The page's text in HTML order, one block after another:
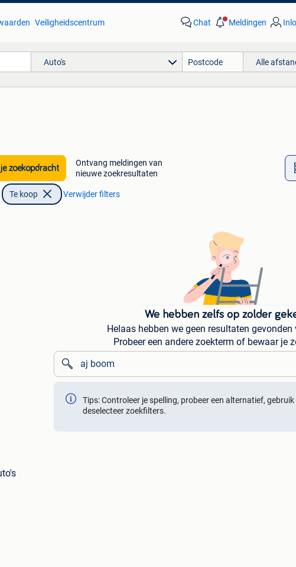
Veiligheidscentrum Chat Meldingen
Auto's Alle
zoekopdracht
Ontvang meldingen van
nieuwe zoekresultaten
Te koop Verwijder filters
We hebben zelfs op zolder
Helaas hebben we geen resultaten gevonden
Probeer een andere zoekterm of bewaar je
Tips: Controleer je spelling, probeer een alternatief,
deselecteer zoekfilters.